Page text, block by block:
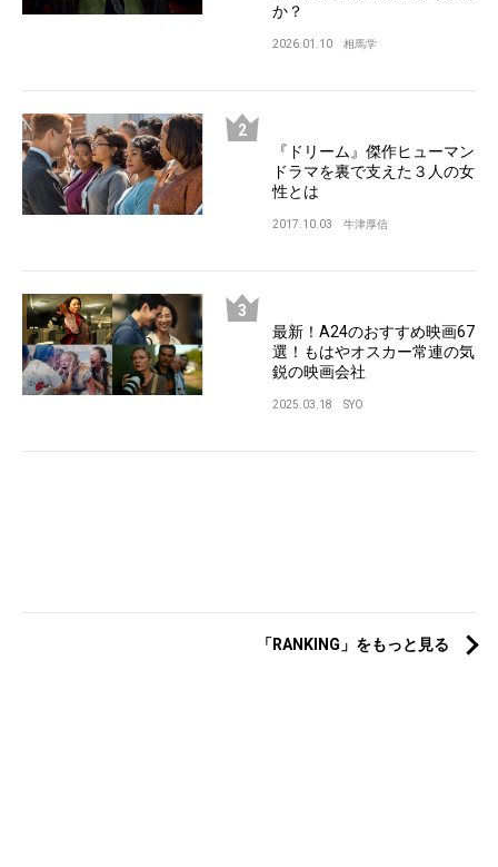
か？
2026.01.10 相馬学
『ドリーム』傑作ヒューマン
ドラマを裏で支えた３人の女
性とは
2017.10.03 牛津厚信
最新！A24のおすすめ映画67
選！もはやオスカー常連の気
鋭の映画会社
2025.03.18 SYO
「RANKING」をもっと見る